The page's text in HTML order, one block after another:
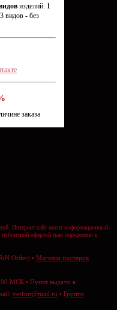
изделий: 1
видов - без
заказа
Интернет-сайт носит информационный
офертой (как определено в
Order) • Магазин постеров
МСК • Пункт выдачи в
verfurt@mail.ru • Группа